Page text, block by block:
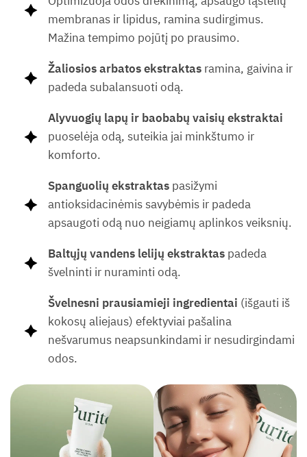
membranas ir lipidus, ramina sudirgimus.
Mažina tempimo pojūtį po prausimo.
Žaliosios arbatos ekstraktas ramina, gaivina ir
padeda subalansuoti odą.
Alyvuogių lapų ir baobabų vaisių ekstraktai
puoselėja odą, suteikia jai minkštumo ir
komforto.
Spanguolių ekstraktas pasižymi
antioksidacinėmis savybėmis ir padeda
apsaugoti odą nuo neigiamų aplinkos veiksnių.
Baltųjų vandens lelijų ekstraktas padeda
švelninti ir nuraminti odą.
Švelnesni prausiamieji ingredientai (išgauti iš
kokosų aliejaus) efektyviai pašalina
nešvarumus neapsunkindami ir nesudirgindami
odos.